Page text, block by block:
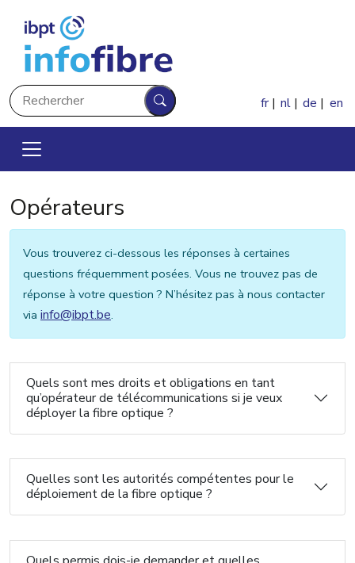
Rechercher
Rechercher
fr nl de en
Opérateurs
Vous trouverez ci-dessous les réponses à certaines
questions fréquemment posées. Vous ne trouvez pas de
réponse à votre question ? N’hésitez pas à nous contacter
via info@ibpt.be.
Quels sont mes droits et obligations en tant
qu’opérateur de télécommunications si je veux
déployer la fibre optique ?
Quelles sont les autorités compétentes pour le
déploiement de la fibre optique ?